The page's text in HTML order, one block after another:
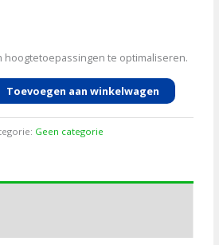
hoogtetoepassingen te optimaliseren.
Toevoegen aan winkelwagen
Geen categorie